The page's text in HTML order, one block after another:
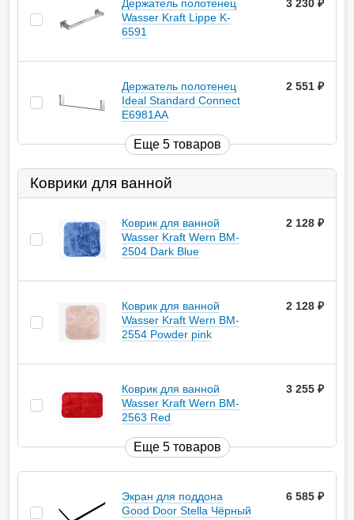
Держатель полотенец
Wasser Kraft Lippe K-
6591
3 230
Держатель полотенец
Ideal Standard Connect
E6981AA
2 551
Еще 5 товаров
Коврики для ванной
Коврик для ванной
Wasser Kraft Wern BM-
2504 Dark Blue
2 128
Коврик для ванной
Wasser Kraft Wern BM-
2554 Powder pink
2 128
Коврик для ванной
Wasser Kraft Wern BM-
2563 Red
3 255
Еще 5 товаров
Экран для поддона
Good Door Stella Чёрный
6 585